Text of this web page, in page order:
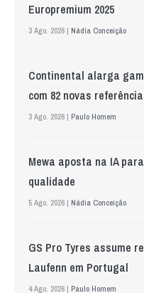
Europremium 2025
3 Ago. 2026 | Nádia Conceição
Continental alarga
com 82 novas
3 Ago. 2026 | Paulo Homem
Mewa aposta na IA
qualidade
5 Ago. 2026 | Nádia Conceição
GS Pro Tyres assume
Laufenn em Portugal
4 Ago. 2026 | Paulo Homem